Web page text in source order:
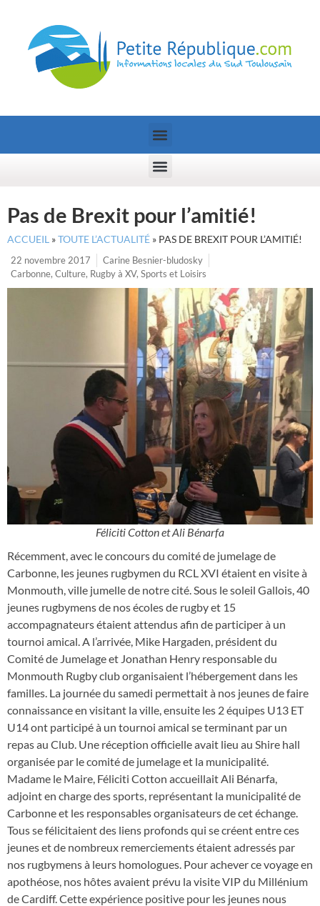
Pas de Brexit pour l’amitié!
ACCUEIL »TOUTE L’ACTUALITÉ » PAS DE BREXIT POUR L’AMITIÉ!
22 novembre 2017
Carine Besnier-bludosky
Carbonne, Culture, Rugby à XV, Sports et Loisirs
Féliciti Cotton et Ali Bénarfa
Récemment, avec le concours du comité de jumelage de
Carbonne, les jeunes rugbymen du RCL XVI étaient en visite à
Monmouth, ville jumelle de notre cité. Sous le soleil Gallois, 40
jeunes rugbymens de nos écoles de rugby et 15
accompagnateurs étaient attendus afin de participer à un
tournoi amical. A l’arrivée, Mike Hargaden, président du
Comité de Jumelage et Jonathan Henry responsable du
Monmouth Rugby club organisaient l’hébergement dans les
familles. La journée du samedi permettait à nos jeunes de faire
connaissance en visitant la ville, ensuite les 2 équipes U13 ET
U14 ont participé à un tournoi amical se terminant par un
repas au Club. Une réception officielle avait lieu au Shire hall
organisée par le comité de jumelage et la municipalité.
Madame le Maire, Féliciti Cotton accueillait Ali Bénarfa,
adjoint en charge des sports, représentant la municipalité de
Carbonne et les responsables organisateurs de cet échange.
Tous se félicitaient des liens profonds qui se créent entre ces
jeunes et de nombreux remerciements étaient adressés par
nos rugbymens à leurs homologues. Pour achever ce voyage en
apothéose, nos hôtes avaient prévu la visite VIP du Millénium
de Cardiff. Cette expérience positive pour les jeunes nous